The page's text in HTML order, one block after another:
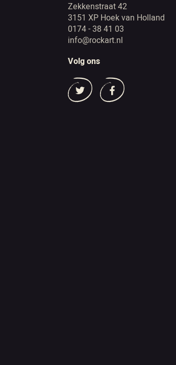
Zekkenstraat 42
3151 XP Hoek van Holland
0174 - 38 41 03
info@rockart.nl
Volg ons